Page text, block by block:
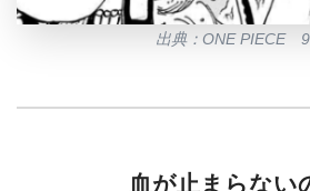
出典：ONE PIECE
血が止まらな